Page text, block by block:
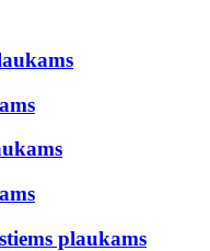
plaukams